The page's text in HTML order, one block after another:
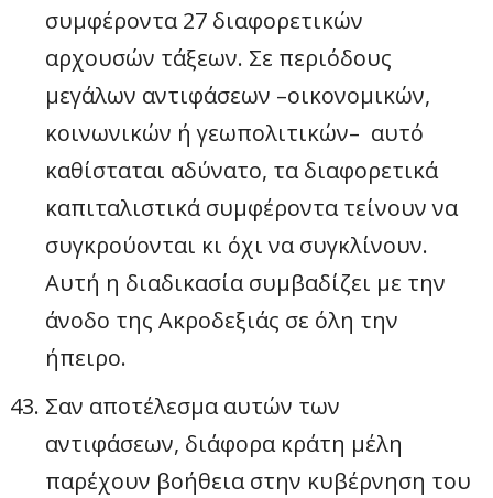
συμφέροντα 27 διαφορετικών
αρχουσών τάξεων. Σε περιόδους
μεγάλων αντιφάσεων –οικονομικών,
κοινωνικών ή γεωπολιτικών– αυτό
καθίσταται αδύνατο, τα διαφορετικά
καπιταλιστικά συμφέροντα τείνουν να
συγκρούονται κι όχι να συγκλίνουν.
Αυτή η διαδικασία συμβαδίζει με την
άνοδο της Ακροδεξιάς σε όλη την
ήπειρο.
Σαν αποτέλεσμα αυτών των
αντιφάσεων, διάφορα κράτη μέλη
παρέχουν βοήθεια στην κυβέρνηση του